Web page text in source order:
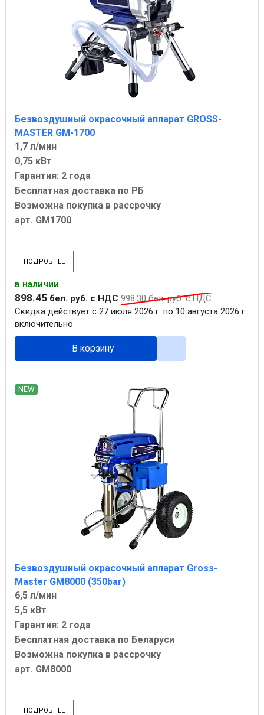
Безвоздушный окрасочный аппарат GROSS-
MASTER GM-1700
1,7 л/мин
0,75 кВт
Гарантия: 2 года
Бесплатная доставка по РБ
Возможна покупка в рассрочку
арт. GM1700
ПОДРОБНЕЕ
в наличии
898.45 бел. руб. с НДС 998.30бел. руб. с НДС
Скидка действует с 27 июля 2026 г. по 10 августа 2026 г.
включительно
В корзину
NEW
Безвоздушный окрасочный аппарат Gross-
Master GM8000 (350bar)
6,5 л/мин
5,5 кВт
Гарантия: 2 года
Бесплатная доставка по Беларуси
Возможна покупка в рассрочку
арт. GM8000
ПОДРОБНЕЕ